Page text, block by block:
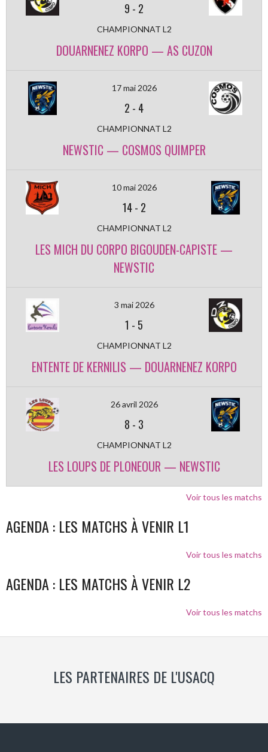
9 - 2
CHAMPIONNAT L2
DOUARNENEZ KORPO — AS CUZON
17 mai 2026
2 - 4
CHAMPIONNAT L2
NEWSTIC — COSMOS QUIMPER
10 mai 2026
14- 2
CHAMPIONNAT L2
LES MICH DU CORPO BIGOUDEN-CAPISTE —
NEWSTIC
3 mai 2026
1 - 5
CHAMPIONNAT L2
ENTENTE DE KERNILIS — DOUARNENEZ KORPO
26 avril 2026
8 - 3
CHAMPIONNAT L2
LES LOUPS DE PLONEOUR — NEWSTIC
Voir tous les matchs
AGENDA : LES MATCHS À VENIR L1
Voir tous les matchs
AGENDA : LES MATCHS À VENIR L2
Voir tous les matchs
LES PARTENAIRES DE L'USACQ